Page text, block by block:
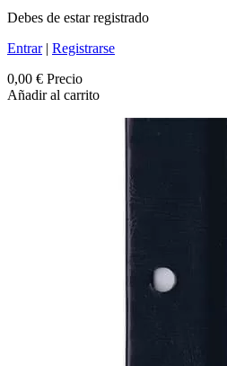
Debes de estar registrado
Entrar| Registrarse
0,00 € Precio
Añadir al carrito